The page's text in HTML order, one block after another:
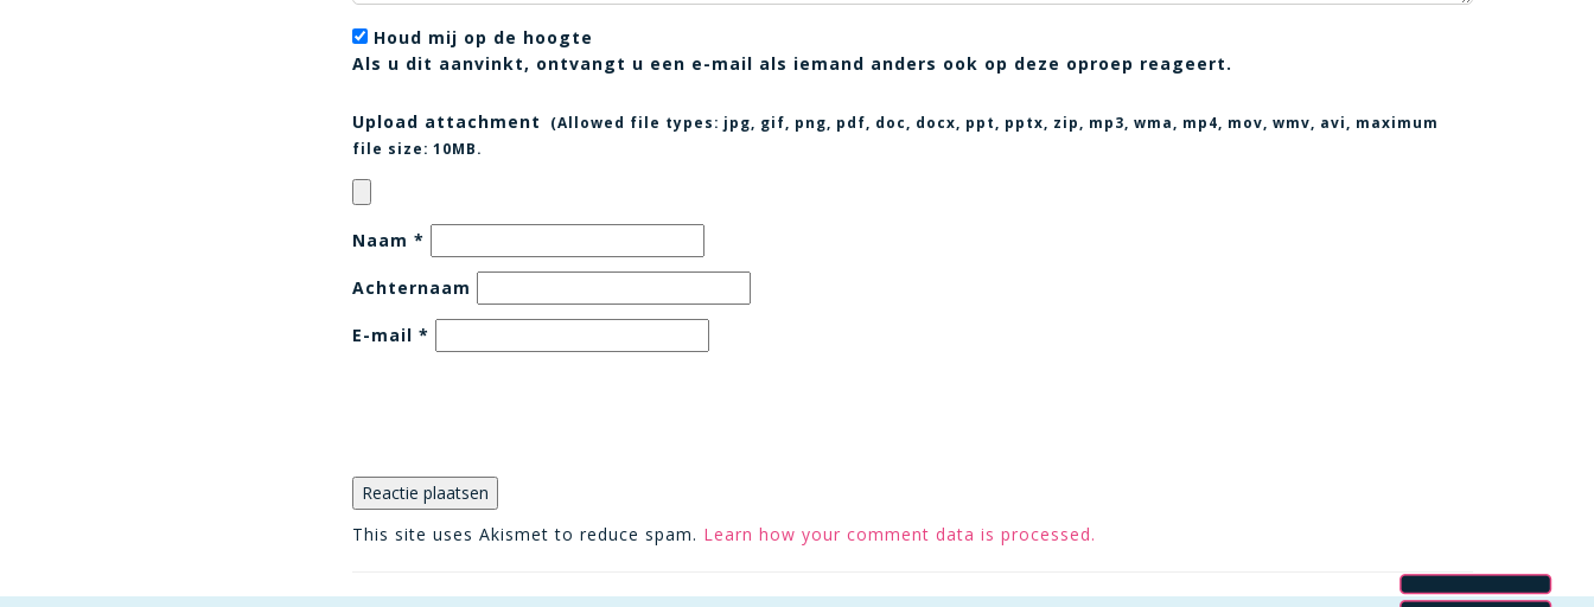
Houd mij op de hoogte
Als u dit aanvinkt, ontvangt u een e-mail als iemand anders ook op deze oproep reageert.
Upload attachment (Allowed file types: jpg, gif, png, pdf, doc, docx, ppt, pptx, zip, mp3, wma, mp4, mov, wmv, avi
, maximum
file size: 10MB.
Naam *
Achternaam
E-mail *
This site uses Akismet to reduce spam. Learn how your comment data is processed.